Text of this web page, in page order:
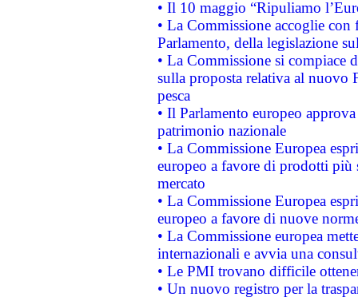
• Il 10 maggio “Ripuliamo
• La Commissione accoglie
Parlamento, della legislazione
• La Commissione si compiace
sulla proposta relativa al nuovo
pesca
• Il Parlamento europeo
patrimonio nazionale
• La Commissione Europea
europeo a favore di prodotti
mercato
• La Commissione Europea
europeo a favore di nuove
• La Commissione europea
internazionali e avvia una
• Le PMI trovano difficile
• Un nuovo registro per la